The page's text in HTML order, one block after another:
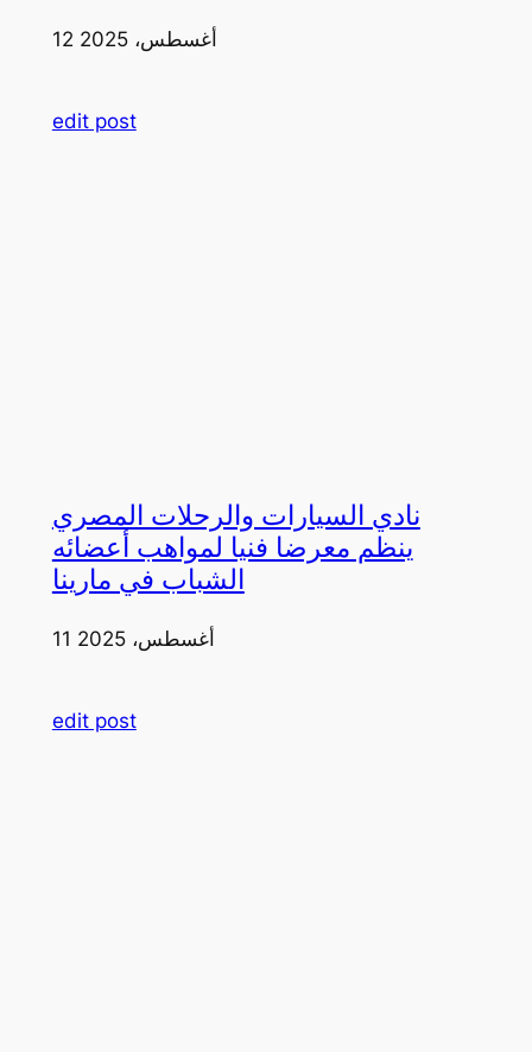
12 أغسطس، 2025
edit post
نادي السيارات والرحلات المصري
ينظم معرضا فنيا لمواهب أعضائه
الشباب في مارينا
11 أغسطس، 2025
edit post